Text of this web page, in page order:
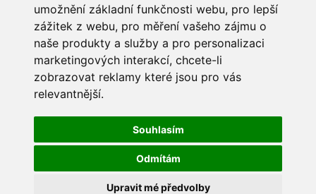
umožnění základní funkčnosti webu, pro lepší
zážitek z webu, pro měření vašeho zájmu o
naše produkty a služby a pro personalizaci
marketingových interakcí, chcete-li
zobrazovat reklamy které jsou pro vás
relevantnější.
Souhlasím
Odmítám
Upravit mé předvolby